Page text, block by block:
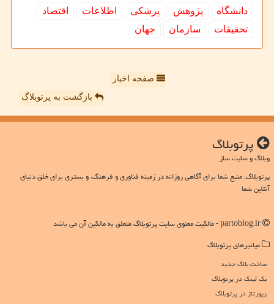
دانشگاه پژوهش پزشكی اطلاعات
اقتصاد
تحقیقات
سازمان جهان
صفحه اخبار
بازگشت به پرتوبلاگ
پرتوبلاگ
وبلاگ و سایت ساز
پرتوبلاگ، منبع شما برای آگاهی روزانه در زمینه فناوری و فرهنگ، و بستری برای خلق دنیای
آنلاین شما
میانبرهای پرتوبلاگ
ساخت بلاگ جدید
بک لینک در پرتوبلاگ
رپورتاژ در پرتوبلاگ